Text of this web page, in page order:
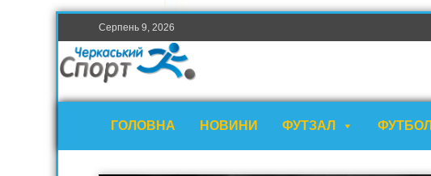
Серпень 9, 2026
ГОЛОВНА НОВИНИ ФУТЗАЛ ФУТБОЛ